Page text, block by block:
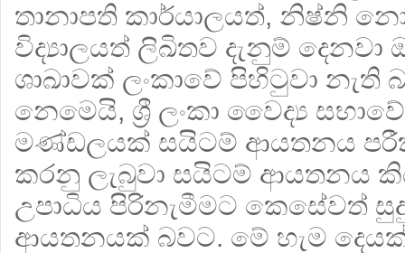
තානාපති කාර්යාලයත්, නිෂ්නි
විද්‍යාලයත් ලිඛිතව දැනුම්
ශාඛාවක් ලංකාවේ පිහිටුවා
නෙමෙයි, ශ්‍රී ලංකා වෛද්‍ය
මණ්ඩලයක් සයිටම් ආයතනය
කරනු ලැබුවා සයිටම් ආයතනය
උපාධිය පිරිනැමීමට කෙසේවත්
ආයතනයක් බවට. මේ හැම